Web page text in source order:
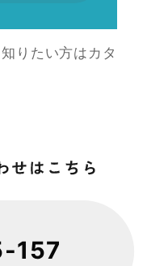
りたい方はカタ
157